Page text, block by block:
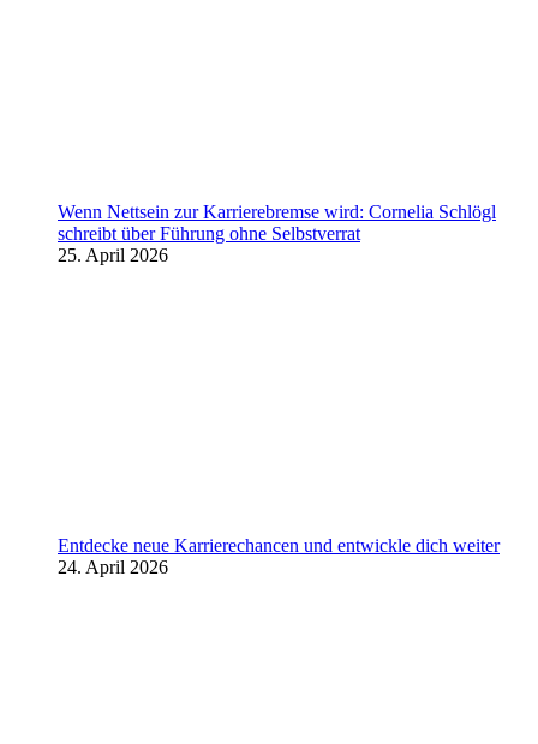
Wenn Nettsein zur Karrierebremse wird: Cornelia Schlögl
schreibt über Führung ohne Selbstverrat
25. April 2026
Entdecke neue Karrierechancen und entwickle dich weiter
24. April 2026